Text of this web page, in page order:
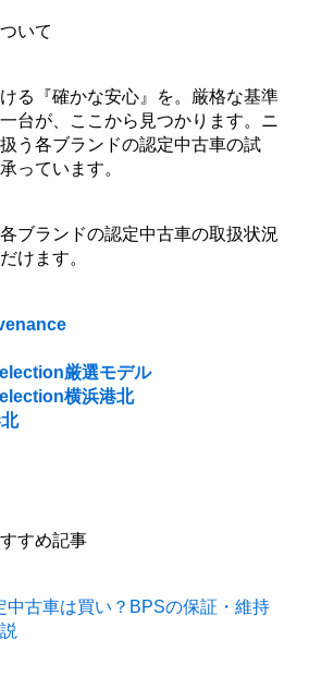
いて
る『確かな安心』を。厳格な基準
台が、ここから見つかります。ニ
う各ブランドの認定中古車の試
っています。
ブランドの認定中古車の取扱状況
けます。
厳選モデル
横浜港北
すめ記事
中古車は買い？BPSの保証・維持